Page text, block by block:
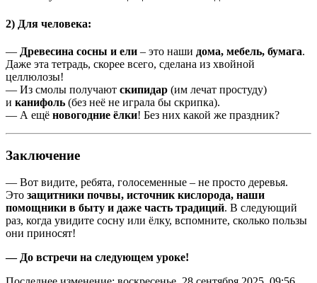
2) Для человека:
— Древесина сосны и ели – это наши дома, мебель, бумага.
Даже эта тетрадь, скорее всего, сделана из хвойной
целлюлозы!
— Из смолы получают скипидар (им лечат простуду)
и канифоль (без неё не играла бы скрипка).
— А ещё новогодние ёлки! Без них какой же праздник?
Заключение
— Вот видите, ребята, голосеменные – не просто деревья.
Это защитники почвы, источник кислорода, наши
помощники в быту и даже часть традиций. В следующий
раз, когда увидите сосну или ёлку, вспомните, сколько пользы
они приносят!
— До встречи на следующем уроке!